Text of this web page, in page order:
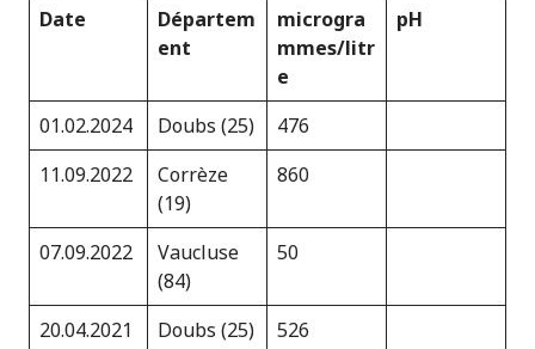
Date
Départem
ent
microgra
mmes/litr
e
pH
01.02.2024 Doubs (25)
476
11.09.2022
Corrèze
(19)
860
07.09.2022
Vaucluse
(84)
50
20.04.2021 Doubs (25)
526